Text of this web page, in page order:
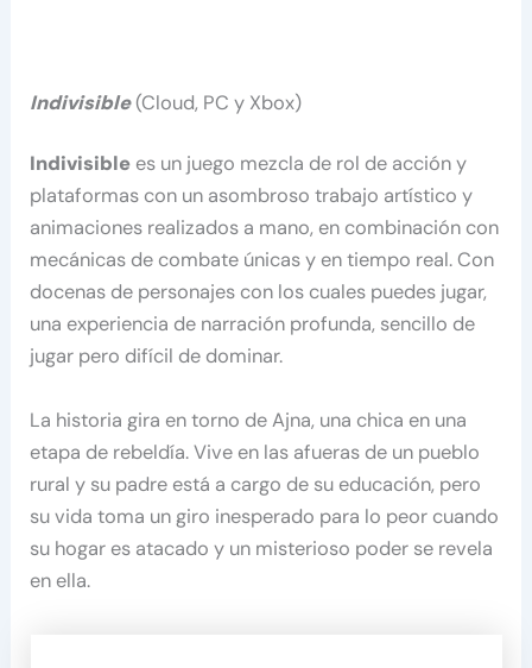
Indivisible(Cloud, PC y Xbox)
Indivisible es un juego mezcla de rol de acción y
plataformas con un asombroso trabajo artístico y
animaciones realizados a mano, en combinación con
mecánicas de combate únicas y en tiempo real. Con
docenas de personajes con los cuales puedes jugar,
una experiencia de narración profunda, sencillo de
jugar pero difícil de dominar.
La historia gira en torno de Ajna, una chica en una
etapa de rebeldía. Vive en las afueras de un pueblo
rural y su padre está a cargo de su educación, pero
su vida toma un giro inesperado para lo peor cuando
su hogar es atacado y un misterioso poder se revela
en ella.